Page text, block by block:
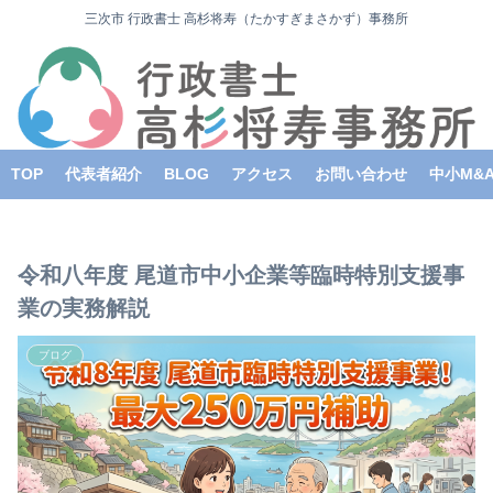
三次市 行政書士 高杉将寿（たかすぎまさかず）事務所
TOP 代表者紹介 BLOG アクセス お問い合わせ 中小
令和八年度 尾道市中小企業等臨時特別支援事
業の実務解説
ブログ